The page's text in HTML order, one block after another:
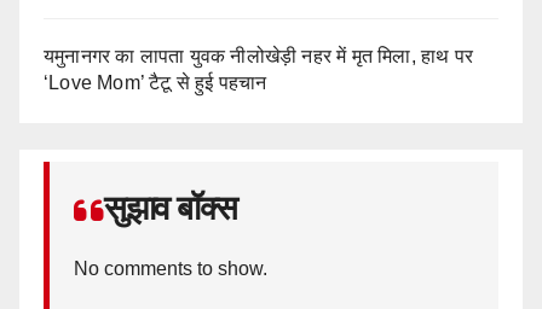
यमुनानगर का लापता युवक नीलोखेड़ी नहर में मृत मिला, हाथ पर
‘Love Mom’ टैटू से हुई पहचान
सुझाव बॉक्स
No comments to show.